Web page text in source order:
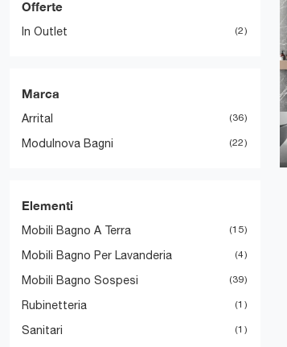
Offerte
In Outlet 2
Marca
Arrital 36
Modulnova Bagni 22
Elementi
Mobili Bagno A Terra 15
Mobili Bagno Per Lavanderia 4
Mobili Bagno Sospesi 39
Rubinetteria 1
Sanitari 1